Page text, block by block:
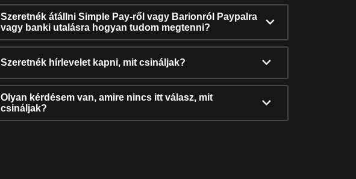
Szeretnék átállni Simple Pay-ről vagy Barionról Paypalra
vagy banki utalásra hogyan tudom megtenni?
Szeretnék hírlevelet kapni, mit csináljak?
Olyan kérdésem van, amire nincs itt válasz, mit
csináljak?